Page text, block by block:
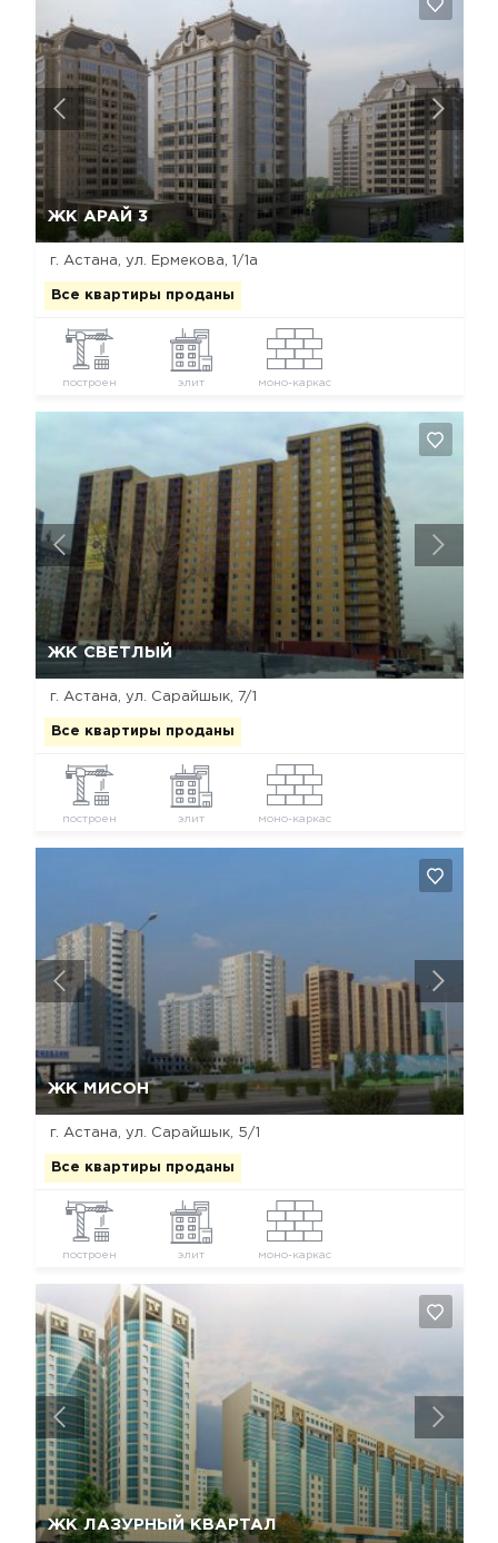
ЖК АРАЙ 3
г. Астана, ул. Ермекова, 1/1а
Все квартиры проданы
построен элит моно-каркас
Да, удалить Отмена
ЖК СВЕТЛЫЙ
г. Астана, ул. Сарайшык, 7/1
Все квартиры проданы
построен элит моно-каркас
ЖК МИСОН
г. Астана, ул. Сарайшык, 5/1
Все квартиры проданы
построен элит моно-каркас
Да, удалить Отмена
ЖК ЛАЗУРНЫЙ КВАРТАЛ
Да, удалить Отмена